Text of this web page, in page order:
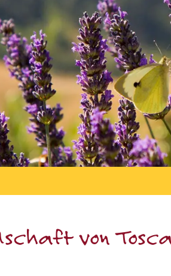
von